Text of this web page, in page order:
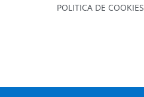
POLITICA DE COOKIES